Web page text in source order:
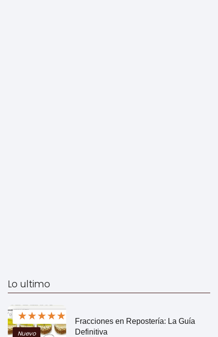
Lo ultimo
★★★★★
Nuevo
Fracciones en Repostería: La Guía
Definitiva